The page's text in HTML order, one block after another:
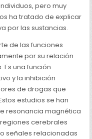
pero muy
ha tratado de explicar
por las sustancias.
de las funciones
por su relación
una función
y la inhibición
de drogas que
estudios se han
resonancia magnética
cerebrales
señales relacionadas